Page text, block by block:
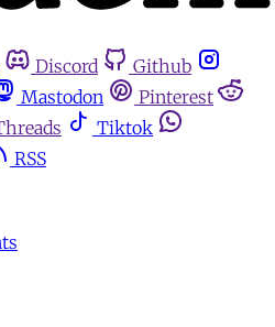
Discord
Github
Mastodon
Pinterest
Tiktok
RSS